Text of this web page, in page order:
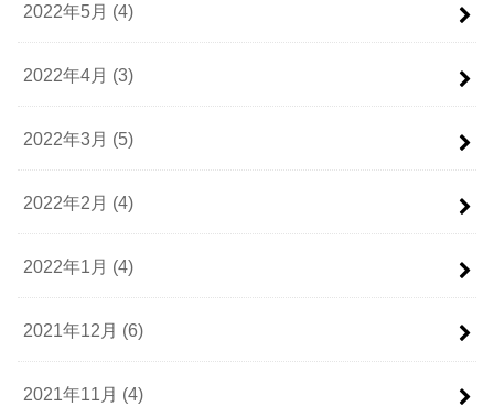
2022年5月 (4)
2022年4月 (3)
2022年3月 (5)
2022年2月 (4)
2022年1月 (4)
2021年12月 (6)
2021年11月 (4)